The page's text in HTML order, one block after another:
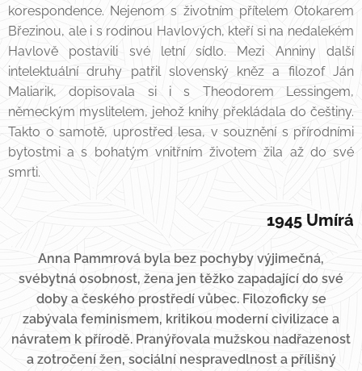
korespondence. Nejenom s životním přítelem Otokarem
Březinou, ale i s rodinou Havlových, kteří si na nedalekém
Havlově postavili své letní sídlo. Mezi Anniny další
intelektuální druhy patřil slovenský kněz a filozof Ján
Maliarik, dopisovala si i s Theodorem Lessingem,
německým myslitelem, jehož knihy překládala do češtiny.
Takto o samotě, uprostřed lesa, v souznění s přírodními
bytostmi a s bohatým vnitřním životem žila až do své
smrti.
1945 Umírá
Anna Pammrová byla bez pochyby výjimečná,
svébytná osobnost, žena jen těžko zapadající do své
doby a českého prostředí vůbec. Filozoficky se
zabývala feminismem, kritikou moderní civilizace a
návratem k přírodě. Pranýřovala mužskou nadřazenost
a zotročení žen, sociální nespravedlnost a přílišný